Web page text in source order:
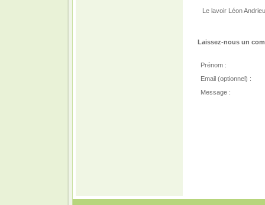
Le lavoir Léon
Laissez-nous un
Prénom :
Email (optionnel) :
Message :